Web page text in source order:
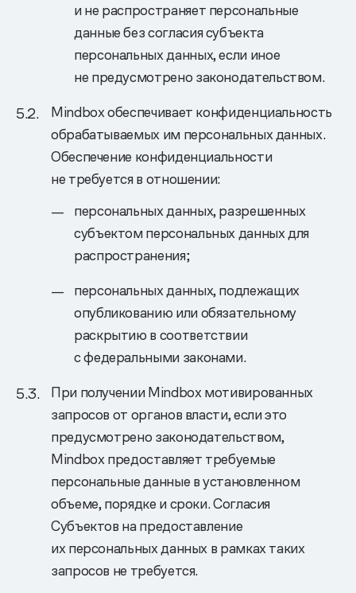
и не распространяет персональные
данные без согласия субъекта
персональных данных, если иное
не предусмотрено законодательством.
Mindbox обеспечивает конфиденциальность
обрабатываемых им персональных данных.
Обеспечение конфиденциальности
не требуется в отношении:
персональных данных, разрешенных
субъектом персональных данных для
распространения;
персональных данных, подлежащих
опубликованию или обязательному
раскрытию в соответствии
с федеральными законами.
При получении Mindbox мотивированных
запросов от органов власти, если это
предусмотрено законодательством,
Mindbox предоставляет требуемые
персональные данные в установленном
объеме, порядке и сроки. Согласия
Субъектов на предоставление
их персональных данных в рамках таких
запросов не требуется.